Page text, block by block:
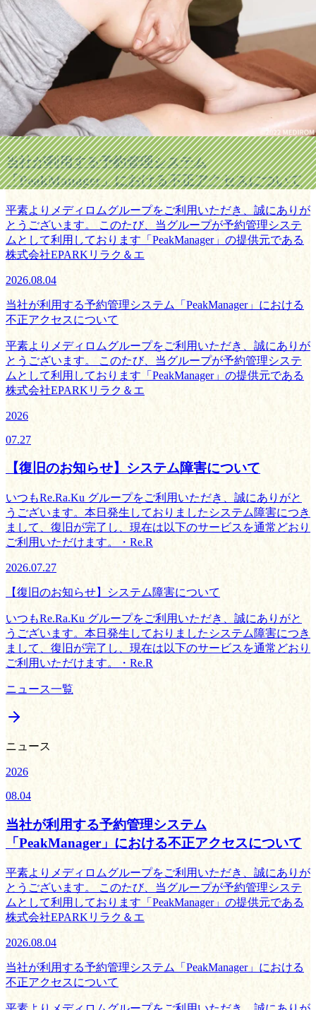
ニュース
ニュース コラム
2026
08.04
当社が利用する予約管理システム
「PeakManager」における不正アクセスについて
平素よりメディロムグループをご利用いただき、誠にありが
とうございます。 このたび、当グループが予約管理システ
ムとして利用しております「PeakManager」の提供元である
株式会社EPARKリラク＆エ
2026.08.04
当社が利用する予約管理システム「PeakManager」における
不正アクセスについて
平素よりメディロムグループをご利用いただき、誠にありが
とうございます。 このたび、当グループが予約管理システ
ムとして利用しております「PeakManager」の提供元である
株式会社EPARKリラク＆エ
2026
07.27
【復旧のお知らせ】システム障害について
いつもRe.Ra.Ku グループをご利用いただき、誠にありがと
うございます。本日発生しておりましたシステム障害につき
まして、復旧が完了し、現在は以下のサービスを通常どおり
ご利用いただけます。・Re.R
2026.07.27
【復旧のお知らせ】システム障害について
いつもRe.Ra.Ku グループをご利用いただき、誠にありがと
うございます。本日発生しておりましたシステム障害につき
まして、復旧が完了し、現在は以下のサービスを通常どおり
ご利用いただけます。・Re.R
ニュース一覧
ニュース
2026
08.04
当社が利用する予約管理システム
「PeakManager」における不正アクセスについて
平素よりメディロムグループをご利用いただき、誠にありが
とうございます。 このたび、当グループが予約管理システ
ムとして利用しております「PeakManager」の提供元である
株式会社EPARKリラク＆エ
2026.08.04
当社が利用する予約管理システム「PeakManager」における
不正アクセスについて